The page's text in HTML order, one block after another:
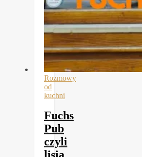
Rozmowy
od
kuchni
Fuchs
Pub
czyli